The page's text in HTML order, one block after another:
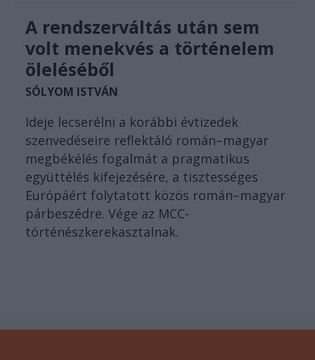
A rendszerváltás után sem
volt menekvés a történelem
öleléséből
SÓLYOM ISTVÁN
Ideje lecserélni a korábbi évtizedek
szenvedéseire reflektáló román–magyar
megbékélés fogalmát a pragmatikus
együttélés kifejezésére, a tisztességes
Európáért folytatott közös román–magyar
párbeszédre. Vége az MCC-
történészkerekasztalnak.